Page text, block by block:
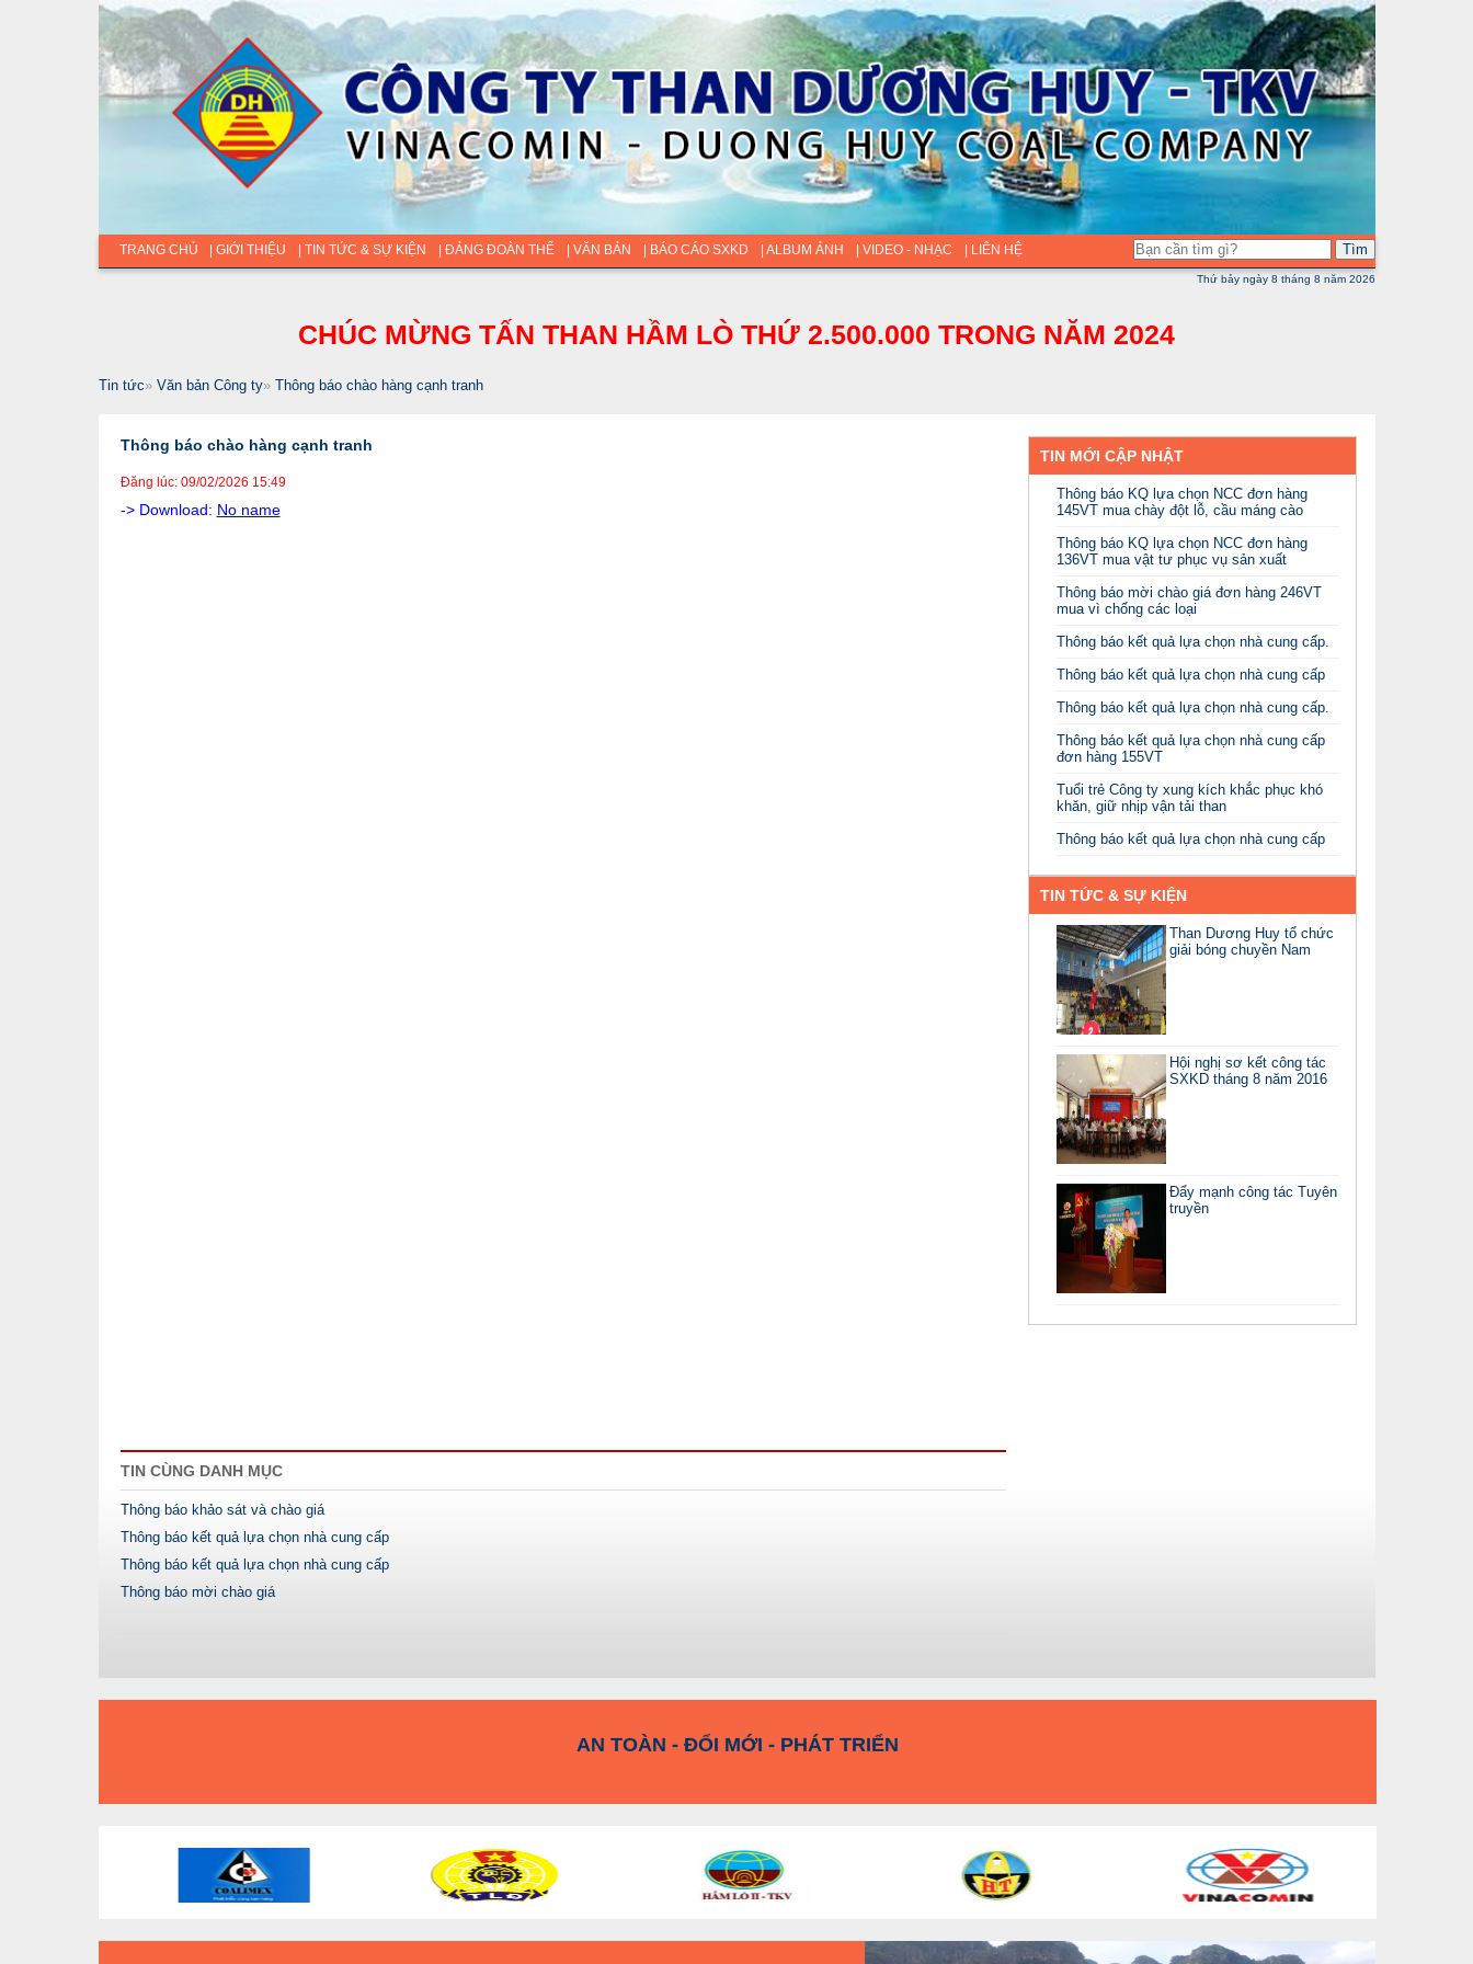
TRANG CHỦ | GIỚI THIỆU | TIN TỨC & SỰ KIỆN | ĐẢNG ĐOÀN THỂ | VĂN BẢN | BÁO CÁO SXKD | ALBUM ẢNH | VIDEO - NHẠC | LIÊN HỆ Tìm
Thứ bảy ngày 8 tháng 8 năm 2026
CHÚC MỪNG TẤN THAN HẦM LÒ THỨ 2.500.000 TRONG NĂM 2024
Tin tức» Văn bản Công ty» Thông báo chào hàng cạnh tranh
Thông báo chào hàng cạnh tranh
Đăng lúc: 09/02/2026 15:49
-> Download: No name
TIN CÙNG DANH MỤC
Thông báo khảo sát và chào giá
Thông báo kết quả lựa chọn nhà cung cấp
Thông báo kết quả lựa chọn nhà cung cấp
Thông báo mời chào giá
TIN MỚI CẬP NHẬT
Thông báo KQ lựa chọn NCC đơn hàng
145VT mua chày đột lỗ, cầu máng cào
Thông báo KQ lựa chọn NCC đơn hàng
136VT mua vật tư phục vụ sản xuất
Thông báo mời chào giá đơn hàng 246VT
mua vì chống các loại
Thông báo kết quả lựa chọn nhà cung cấp.
Thông báo kết quả lựa chọn nhà cung cấp
Thông báo kết quả lựa chọn nhà cung cấp.
Thông báo kết quả lựa chọn nhà cung cấp
đơn hàng 155VT
Tuổi trẻ Công ty xung kích khắc phục khó
khăn, giữ nhịp vận tải than
Thông báo kết quả lựa chọn nhà cung cấp
TIN TỨC & SỰ KIỆN
Than Dương Huy tổ chức
giải bóng chuyền Nam
Hội nghị sơ kết công tác
SXKD tháng 8 năm 2016
Đẩy mạnh công tác Tuyên
truyền